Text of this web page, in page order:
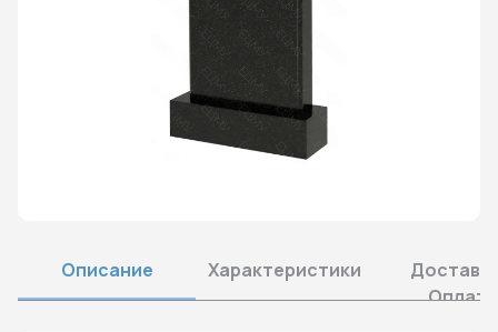
Описание Характеристики
Оплата